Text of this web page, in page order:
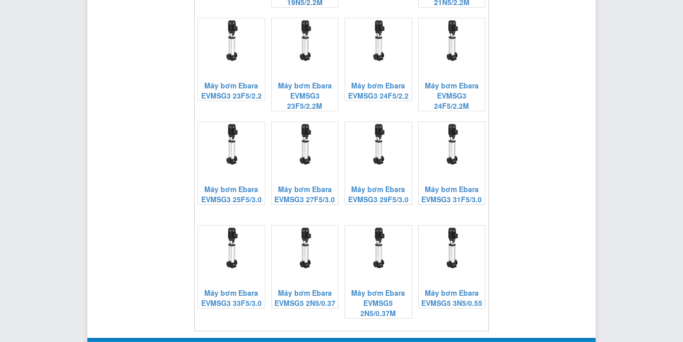
19N5/2.2M
21N5/2.2M
Máy bơm Ebara
EVMSG3 23F5/2.2
Máy bơm Ebara
EVMSG3
23F5/2.2M
Máy bơm Ebara
EVMSG3 24F5/2.2
Máy bơm Ebara
EVMSG3
24F5/2.2M
Máy bơm Ebara
EVMSG3 25F5/3.0
Máy bơm Ebara
EVMSG3 27F5/3.0
Máy bơm Ebara
EVMSG3 29F5/3.0
Máy bơm Ebara
EVMSG3 31F5/3.0
Máy bơm Ebara
EVMSG3 33F5/3.0
Máy bơm Ebara
EVMSG5 2N5/0.37
Máy bơm Ebara
EVMSG5
2N5/0.37M
Máy bơm Ebara
EVMSG5 3N5/0.55